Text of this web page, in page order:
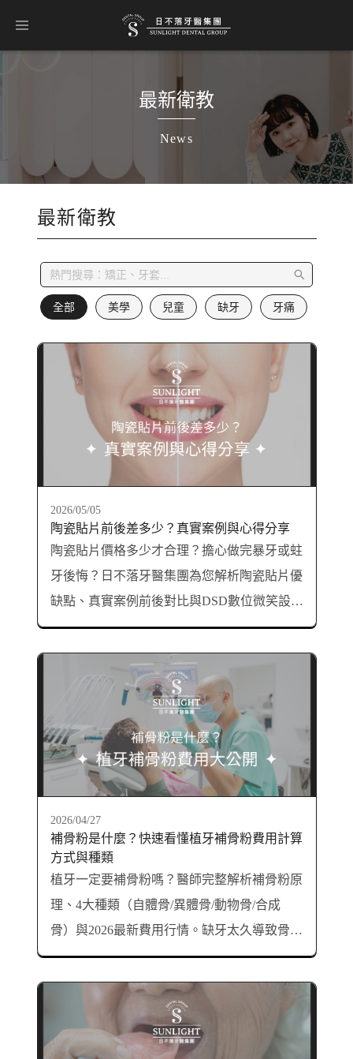
最新衛教
News
最新衛教
全部 美學 兒童 缺牙 牙痛
2026/05/05
陶瓷貼片前後差多少？真實案例與心得分享
陶瓷貼片價格多少才合理？擔心做完暴牙或蛀
牙後悔？日不落牙醫集團為您解析陶瓷貼片優
缺點、真實案例前後對比與DSD數位微笑設
計，破解貼片副作用與後遺症，重拾自信亮白
笑容！
2026/04/27
補骨粉是什麼？快速看懂植牙補骨粉費用計算
方式與種類
植牙一定要補骨粉嗎？醫師完整解析補骨粉原
理、4大種類（自體骨/異體骨/動物骨/合成
骨）與2026最新費用行情。缺牙太久導致骨頭
萎縮，透過補骨粉重建穩固地基，避免植牙失
敗後遺症